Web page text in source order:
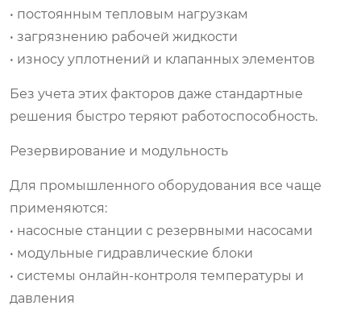
• постоянным тепловым нагрузкам
• загрязнению рабочей жидкости
• износу уплотнений и клапанных элементов
Без учета этих факторов даже стандартные
решения быстро теряют работоспособность.
Резервирование и модульность
Для промышленного оборудования все чаще
применяются:
• насосные станции с резервными насосами
• модульные гидравлические блоки
• системы онлайн-контроля температуры и
давления